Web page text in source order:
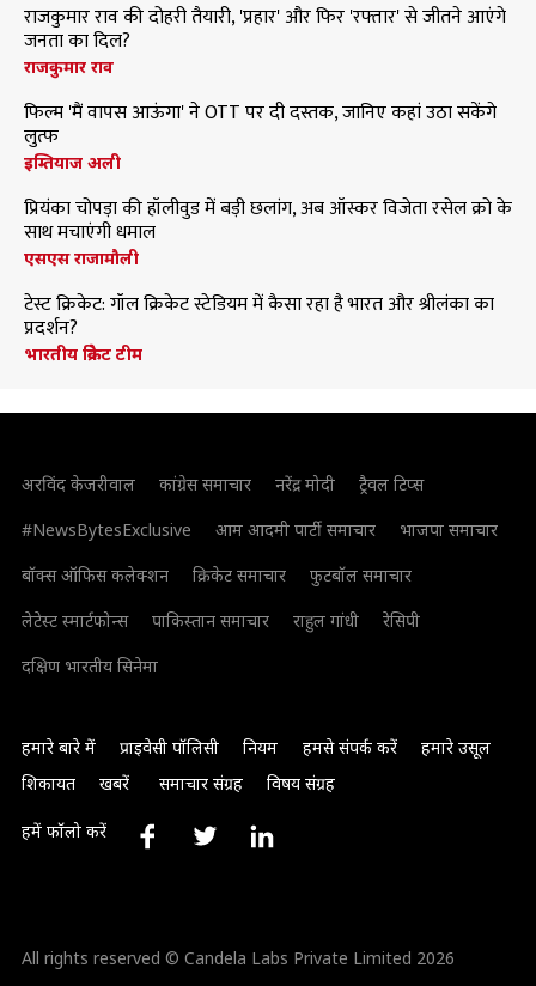
राजकुमार राव की दोहरी तैयारी, 'प्रहार' और फिर 'रफ्तार' से जीतने आएंगे
जनता का दिल?
राजकुमार राव
फिल्म 'मैं वापस आऊंगा' ने OTT पर दी दस्तक, जानिए कहां उठा सकेंगे
लुत्फ
इम्तियाज अली
प्रियंका चोपड़ा की हॉलीवुड में बड़ी छलांग, अब ऑस्कर विजेता रसेल क्रो के
साथ मचाएंगी धमाल
एसएस राजामौली
टेस्ट क्रिकेट: गॉल क्रिकेट स्टेडियम में कैसा रहा है भारत और श्रीलंका का
प्रदर्शन?
भारतीय क्रिकेट टीम
अरविंद केजरीवाल कांग्रेस समाचार नरेंद्र मोदी
ट्रैवल टिप्स
#NewsBytesExclusive
आम आदमी पार्टी समाचार
भाजपा समाचार
बॉक्स ऑफिस कलेक्शन
क्रिकेट समाचार
फुटबॉल समाचार
लेटेस्ट स्मार्टफोन्स
पाकिस्तान समाचार राहुल गांधी
रेसिपी
दक्षिण भारतीय सिनेमा
हमारे बारे में प्राइवेसी पॉलिसी नियम हमसे संपर्क करें
हमारे उसूल
शिकायत
खबरें समाचार संग्रह विषय संग्रह
हमें फॉलो करें
All rights reserved © Candela Labs Private Limited 2026